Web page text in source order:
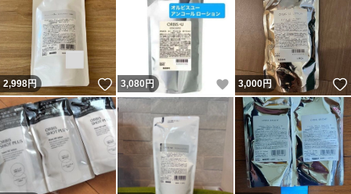
2,998円 いいね！
3,080 円 いいね！
3,000円